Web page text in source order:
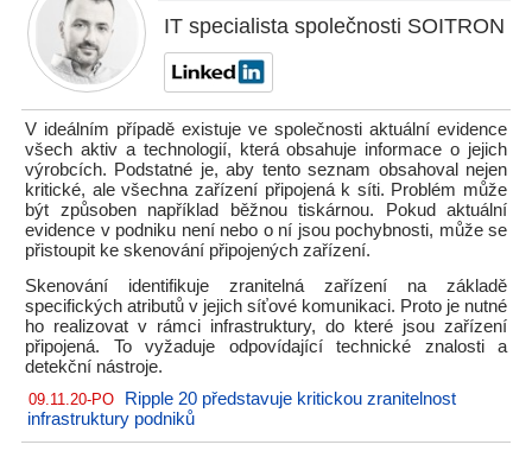
IT specialista společnosti SOITRON
V ideálním případě existuje ve společnosti aktuální evidence
všech aktiv a technologií, která obsahuje informace o jejich
výrobcích. Podstatné je, aby tento seznam obsahoval nejen
kritické, ale všechna zařízení připojená k síti. Problém může
být způsoben například běžnou tiskárnou. Pokud aktuální
evidence v podniku není nebo o ní jsou pochybnosti, může se
přistoupit ke skenování připojených zařízení.
Skenování identifikuje zranitelná zařízení na základě
specifických atributů v jejich síťové komunikaci. Proto je nutné
ho realizovat v rámci infrastruktury, do které jsou zařízení
připojená. To vyžaduje odpovídající technické znalosti a
detekční nástroje.
09.11.20-PO
Ripple 20 představuje kritickou zranitelnost
infrastruktury podniků